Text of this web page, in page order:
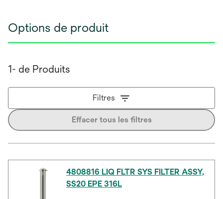
Options de produit
1- de Produits
Filtres
Effacer tous les filtres
4808816 LIQ FLTR SYS FILTER ASSY,
SS20 EPE 316L